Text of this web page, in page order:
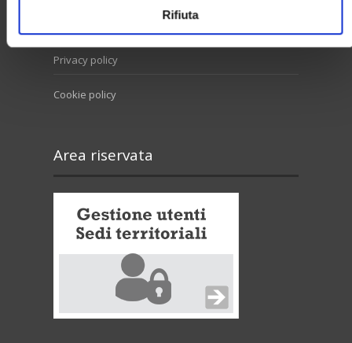
Rifiuta
Privacy policy
Cookie policy
Area riservata